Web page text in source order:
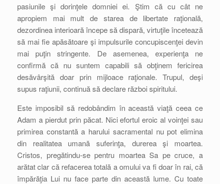
pasiunile şi dorinţele domniei ei. Ştim că cu cât ne
apropiem mai mult de starea de libertate raţională,
dezordinea interioară începe să dispară, virtuţile încetează
să mai fie apăsătoare şi impulsurile concupiscenţei devin
mai puţin stringente. De asemenea, experienţa ne
confirmă că nu suntem capabili să obţinem fericirea
desăvârşită doar prin mijloace raţionale. Trupul, deşi
supus raţiunii, continuă să declare război spiritului.
Este imposibil să redobândim în această viaţă ceea ce
Adam a pierdut prin păcat. Nici efortul eroic al voinţei sau
primirea constantă a harului sacramental nu pot elimina
din realitatea umană suferinţa, durerea şi moartea.
Cristos, pregătindu-se pentru moartea Sa pe cruce, a
arătat clar că refacerea totală a omului va fi doar în rai, că
împărăţia Lui nu face parte din această lume. Cu toate